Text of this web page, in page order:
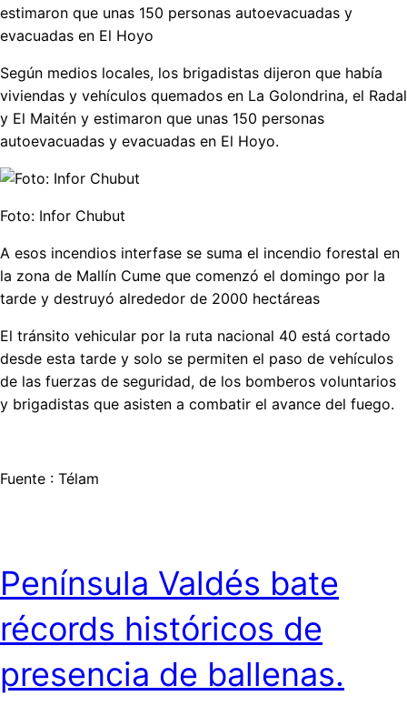
estimaron que unas 150 personas autoevacuadas y
evacuadas en El Hoyo
Según medios locales, los brigadistas dijeron que había
viviendas y vehículos quemados en La Golondrina, el Radal
y El Maitén y estimaron que unas 150 personas
autoevacuadas y evacuadas en El Hoyo.
Foto: Infor Chubut
A esos incendios interfase se suma el incendio forestal en
la zona de Mallín Cume que comenzó el domingo por la
tarde y destruyó alrededor de 2000 hectáreas
El tránsito vehicular por la ruta nacional 40 está cortado
desde esta tarde y solo se permiten el paso de vehículos
de las fuerzas de seguridad, de los bomberos voluntarios
y brigadistas que asisten a combatir el avance del fuego.
Fuente : Télam
Península Valdés bate
récords históricos de
presencia de ballenas.